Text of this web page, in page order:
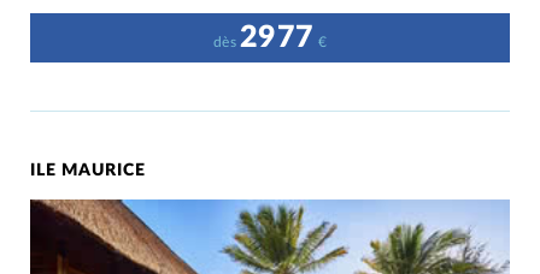
dès2977 €
ILE MAURICE